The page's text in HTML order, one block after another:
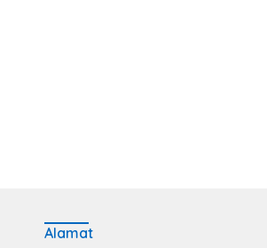
Alamat